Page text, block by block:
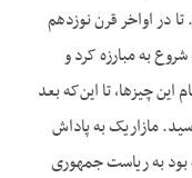
در اواخر قرن نوزدهم
به مبارزه کرد و
چیزها، تا این‌که بعد
مازاریک به پاداش
بود به ریاست جمهوری